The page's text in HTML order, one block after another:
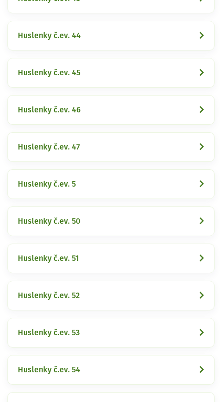
Huslenky č.ev. 44
Huslenky č.ev. 45
Huslenky č.ev. 46
Huslenky č.ev. 47
Huslenky č.ev. 5
Huslenky č.ev. 50
Huslenky č.ev. 51
Huslenky č.ev. 52
Huslenky č.ev. 53
Huslenky č.ev. 54